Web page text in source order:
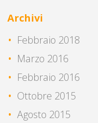
Archivi
Febbraio 2018
Marzo 2016
Febbraio 2016
Ottobre 2015
Agosto 2015